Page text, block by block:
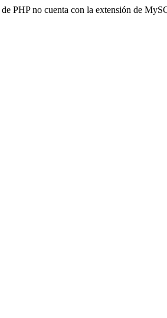
PHP no cuenta con la extensión de